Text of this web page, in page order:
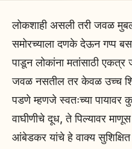
लोकशाही असली तरी जवळ
समोरच्याला दणके देऊन गप्प
पाडून लोकांना मतांसाठी एकत्र
जवळ नसतील तर केवळ उच्च
पडणे म्हणजे स्वतःच्या पायावर
वाघीणीचे दूध, ते पिल्यावर
आंबेडकर यांचे हे वाक्य